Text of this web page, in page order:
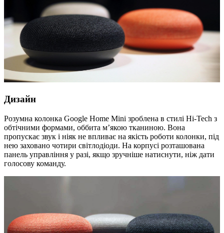
Дизайн
Розумна колонка Google Home Mini зроблена в стилі Hi-Tech з
обтічними формами, оббита м’якою тканиною. Вона
пропускає звук і ніяк не впливає на якість роботи колонки, під
нею заховано чотири світлодіоди. На корпусі розташована
панель управління у разі, якщо зручніше натиснути, ніж дати
голосову команду.